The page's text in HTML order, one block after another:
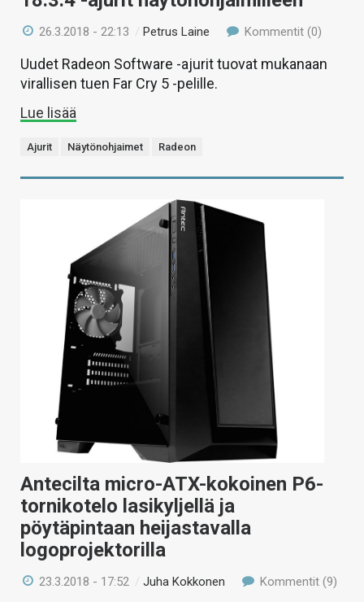
26.3.2018 - 22:13 /Petrus Laine Kommentit (0)
Uudet Radeon Software -ajurit tuovat mukanaan
virallisen tuen Far Cry 5 -pelille.
Lue lisää
Ajurit Näytönohjaimet Radeon
Antecilta micro-ATX-kokoinen P6-
tornikotelo lasikyljellä ja
pöytäpintaan heijastavalla
logoprojektorilla
23.3.2018 - 17:52 /Juha Kokkonen Kommentit (9)